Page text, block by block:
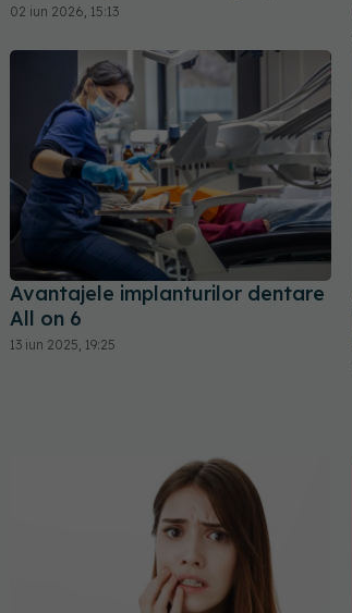
02 iun 2026, 15:13
Avantajele implanturilor dentare
All on 6
13 iun 2025, 19:25